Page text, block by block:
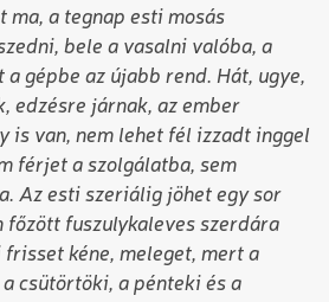
ma, a tegnap esti mosás
bele a vasalni valóba, a
gépbe az újabb rend. Hát, ugye,
edzésre járnak, az ember
is van, nem lehet fél izzadt inggel
férjet a szolgálatba, sem
Az esti szeriálig jöhet egy sor
főzött fuszulykaleves szerdára
kéne, meleget, mert a
csütörtöki, a pénteki és a